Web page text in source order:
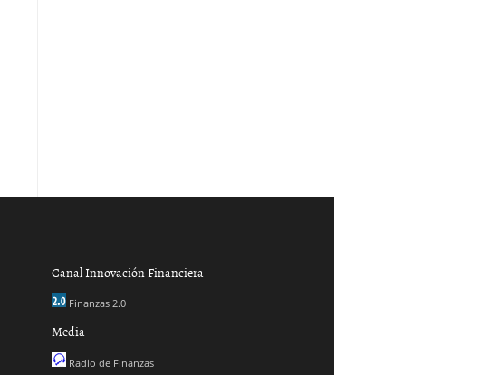
Canal Innovación Financiera
Finanzas 2.0
Media
Radio de Finanzas